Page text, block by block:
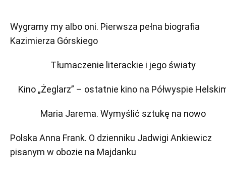
Wygramy my albo oni. Pierwsza pełna biografia
Kazimierza Górskiego
Tłumaczenie literackie i jego światy
Kino „Żeglarz” – ostatnie kino na Półwyspie
Maria Jarema. Wymyślić sztukę na nowo
Polska Anna Frank. O dzienniku Jadwigi Ankiewicz
pisanym w obozie na Majdanku